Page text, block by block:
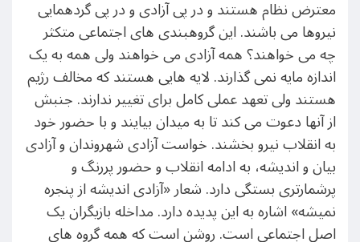
معترض نظام هستند و در پی آزادی و در پی گردهمایی
نیروها می باشند. این گروهبندی های اجتماعی متکثر
چه می خواهند؟ همه آزادی می خواهند ولی همه به یک
اندازه مایه نمی گذارند. لایه هایی هستند که مخالف رژیم
هستند ولی تعهد عملی کامل برای تغییر ندارند. جنبش
از آنها دعوت می کند تا به میدان بیایند و با حضور خود
به انقلاب نیرو بخشند. خواست آزادی شهروندان و آزادی
بیان و اندیشه، به ادامه انقلاب و حضور پررنگ و
پرشمارتری بستگی دارد. شعار «آزادی اندیشه از پنجره
نمیشه» اشاره به این پدیده دارد. مداخله بازیگران یک
اصل اجتماعی است. روشن است که همه گروه های